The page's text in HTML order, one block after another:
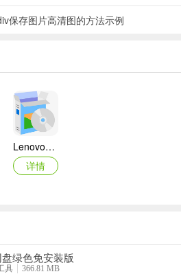
保存图片高清图的方法示例
Lenovo联想 Ideapad Z465/Z565系列笔记本 声卡驱动
详情
奥睿科PAS3062-2E/PAS3062-2S/PAS3064-2S2E系列扩展卡驱动
详情
绿色免安装版
具
366.81 MB